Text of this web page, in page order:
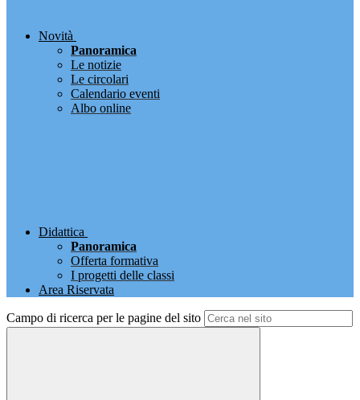
Novità
Panoramica
Le notizie
Le circolari
Calendario eventi
Albo online
Didattica
Panoramica
Offerta formativa
I progetti delle classi
Area Riservata
Campo di ricerca per le pagine del sito